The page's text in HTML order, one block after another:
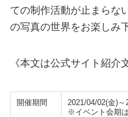
ての制作活動が止まらな
の写真の世界をお楽しみ
《本文は公式サイト紹介
開催期間
2021/04/02(金)
※イベント会期